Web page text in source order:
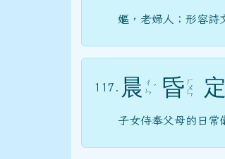
嫗，老婦人；形容詩
117. 晨
ㄔ
ㄣ ˊ 昏 ㄏ
ㄨ
ㄣ 定
子女侍奉父母的日常